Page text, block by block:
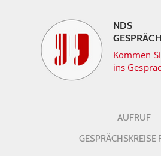
NDS
Kommen
ins
AUFRUF
GESPRÄCHSKREISE